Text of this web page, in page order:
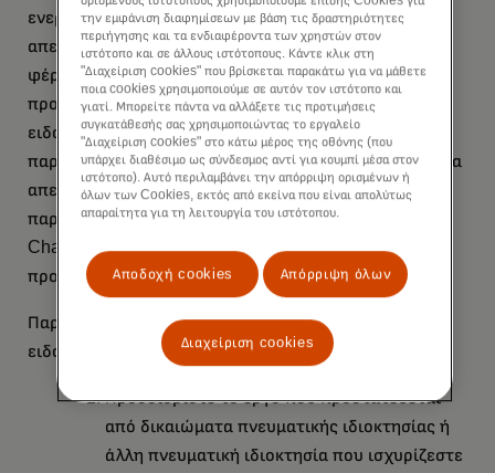
ενεργήσει γρήγορα για να αφαιρέσει ή να
απενεργοποιήσει την πρόσβαση στο υλικό που
φέρε¬ται ότι παραβιάζει δικαιώματα και θα
προσπαθήσει να επιλύσει τη διαφορά μεταξύ του
ειδοποιούντος μέρους και του φερόμενου ως
παραβά¬τη που παρείχε το Περιεχόμενο. Θα πρέπει να
απευθύνετε ειδοποιήσεις σχετικά με επικαλούμενες
παραβιάσεις στην: Mastercard Europe SA, 198/A
Chaussee de Tervuren, 1410, Βατερλώ, Βέλγιο, Σε
προσοχή: Νομικό Τμήμα.
Παρακαλείσθε να παράσχετε την ακόλουθη
ειδοποίηση:
Προσδιορίστε το έργο που προστατεύεται
από δικαιώματα πνευματικής ιδιοκτησίας ή
άλλη πνευματική ιδιοκτησία που ισχυρίζεστε
την εμφάνιση διαφημίσεων με βάση τις δραστηριότητες
περιήγησης και τα ενδιαφέροντα των χρηστών στον
ιστότοπο και σε άλλους ιστότοπους. Κάντε κλικ στη
"Διαχείριση cookies" που βρίσκεται παρακάτω για να μάθετε
ποια cookies χρησιμοποιούμε σε αυτόν τον ιστότοπο και
γιατί. Μπορείτε πάντα να αλλάξετε τις προτιμήσεις
συγκατάθεσής σας χρησιμοποιώντας το εργαλείο
"Διαχείριση cookies" στο κάτω μέρος της οθόνης (που
υπάρχει διαθέσιμο ως σύνδεσμος αντί για κουμπί μέσα στον
ιστότοπο). Αυτό περιλαμβάνει την απόρριψη ορισμένων ή
όλων των Cookies, εκτός από εκείνα που είναι απολύτως
απαραίτητα για τη λειτουργία του ιστότοπου.
Αποδοχή cookies Απόρριψη όλων
Διαχείριση cookies